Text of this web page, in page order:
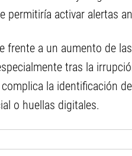
permitiría activar alertas
frente a un aumento de
tras la
la identificación
o huellas digitales.